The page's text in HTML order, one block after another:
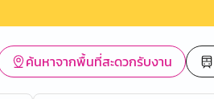
ค้นหาจากพื้นที่สะดวกรับงาน